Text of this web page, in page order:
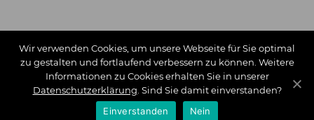
Wir verwenden Cookies, um unsere Webseite für Sie optimal
zu gestalten und fortlaufend verbessern zu können. Weitere
Informationen zu Cookies erhalten Sie in unserer
Datenschutzerklärung . Sind Sie damit einverstanden?
Einverstanden
Nein